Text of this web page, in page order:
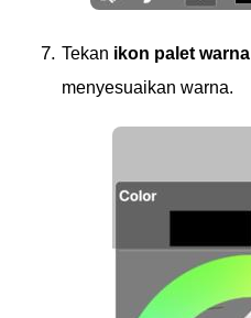
Tekan ikon palet warna
menyesuaikan warna.